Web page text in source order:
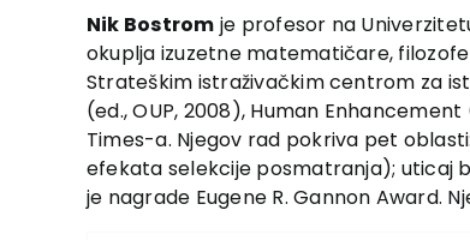
Nik Bostrom je profesor na
okuplja izuzetne matematičare,
Strateškim istraživačkim centrom za
(ed., OUP, 2008), Human
Times-a. Njegov rad pokriva pet
efekata selekcije posmatranja); uticaj
je nagrade Eugene R. Gannon Award.